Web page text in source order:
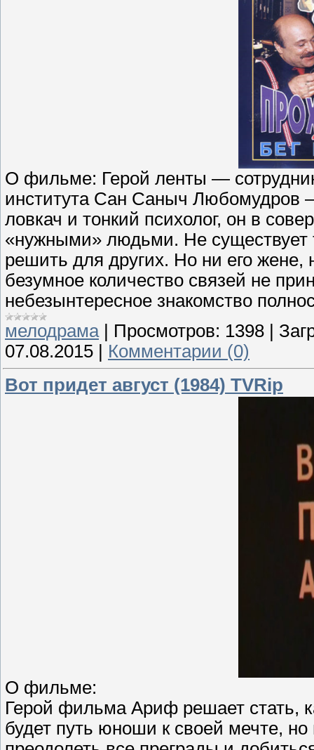
О фильме: Герой ленты — сотрудник
института Сан Саныч Любомудров
ловкач и тонкий психолог, он в
«нужными» людьми. Не существует
решить для других. Но ни его жене,
безумное количество связей не
небезынтересное знакомство
мелодрама| Просмотров: 1398
07.08.2015
Комментарии (0)
Вот придет август (1984) TVRip
О фильме:
Герой фильма Ариф решает стать,
будет путь юноши к своей мечте,